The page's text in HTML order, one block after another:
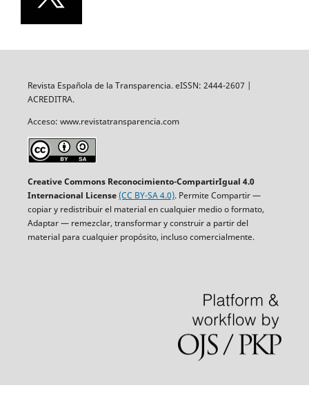
Revista Española de la Transparencia. eISSN: 2444-2607 |
ACREDITRA.
Acceso: www.revistatransparencia.com
Creative Commons Reconocimiento-CompartirIgual 4.0
Internacional License(CC BY-SA 4.0). Permite Compartir —
copiar y redistribuir el material en cualquier medio o formato,
Adaptar — remezclar, transformar y construir a partir del
material para cualquier propósito, incluso comercialmente.